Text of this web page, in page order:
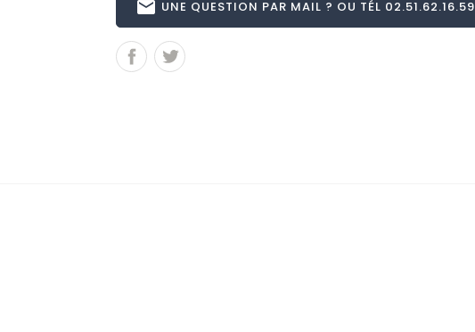
email UNE QUESTION PAR MAIL ? OU TÉL 02.51.62.16.59